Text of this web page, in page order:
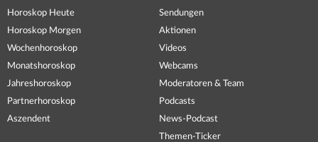
Horoskop Heute
Horoskop Morgen
Wochenhoroskop
Monatshoroskop
Jahreshoroskop
Partnerhoroskop
Aszendent
Sendungen
Aktionen
Videos
Webcams
Moderatoren & Team
Podcasts
News-Podcast
Themen-Ticker